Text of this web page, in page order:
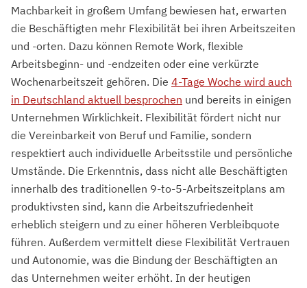
Machbarkeit in großem Umfang bewiesen hat, erwarten
die Beschäftigten mehr Flexibilität bei ihren Arbeitszeiten
und -orten. Dazu können Remote Work, flexible
Arbeitsbeginn- und -endzeiten oder eine verkürzte
Wochenarbeitszeit gehören. Die 4-Tage Woche wird auch
in Deutschland aktuell besprochen und bereits in einigen
Unternehmen Wirklichkeit. Flexibilität fördert nicht nur
die Vereinbarkeit von Beruf und Familie, sondern
respektiert auch individuelle Arbeitsstile und persönliche
Umstände. Die Erkenntnis, dass nicht alle Beschäftigten
innerhalb des traditionellen 9-to-5-Arbeitszeitplans am
produktivsten sind, kann die Arbeitszufriedenheit
erheblich steigern und zu einer höheren Verbleibquote
führen. Außerdem vermittelt diese Flexibilität Vertrauen
und Autonomie, was die Bindung der Beschäftigten an
das Unternehmen weiter erhöht. In der heutigen